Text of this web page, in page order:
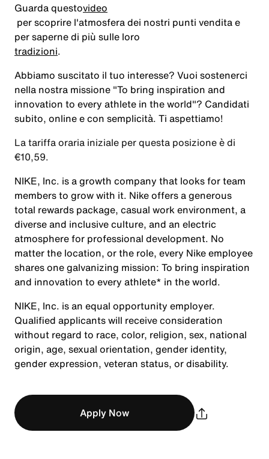
Guarda questovideo
per scoprire l'atmosfera dei nostri punti vendita e
per saperne di più sulle loro
tradizioni.
Abbiamo suscitato il tuo interesse? Vuoi sostenerci
nella nostra missione "To bring inspiration and
innovation to every athlete in the world"? Candidati
subito, online e con semplicità. Ti aspettiamo!
La tariffa oraria iniziale per questa posizione è di
€10,59.
NIKE, Inc. is a growth company that looks for team
members to grow with it. Nike offers a generous
total rewards package, casual work environment, a
diverse and inclusive culture, and an electric
atmosphere for professional development. No
matter the location, or the role, every Nike employee
shares one galvanizing mission: To bring inspiration
and innovation to every athlete* in the world.
NIKE, Inc. is an equal opportunity employer.
Qualified applicants will receive consideration
without regard to race, color, religion, sex, national
origin, age, sexual orientation, gender identity,
gender expression, veteran status, or disability.
Apply Now